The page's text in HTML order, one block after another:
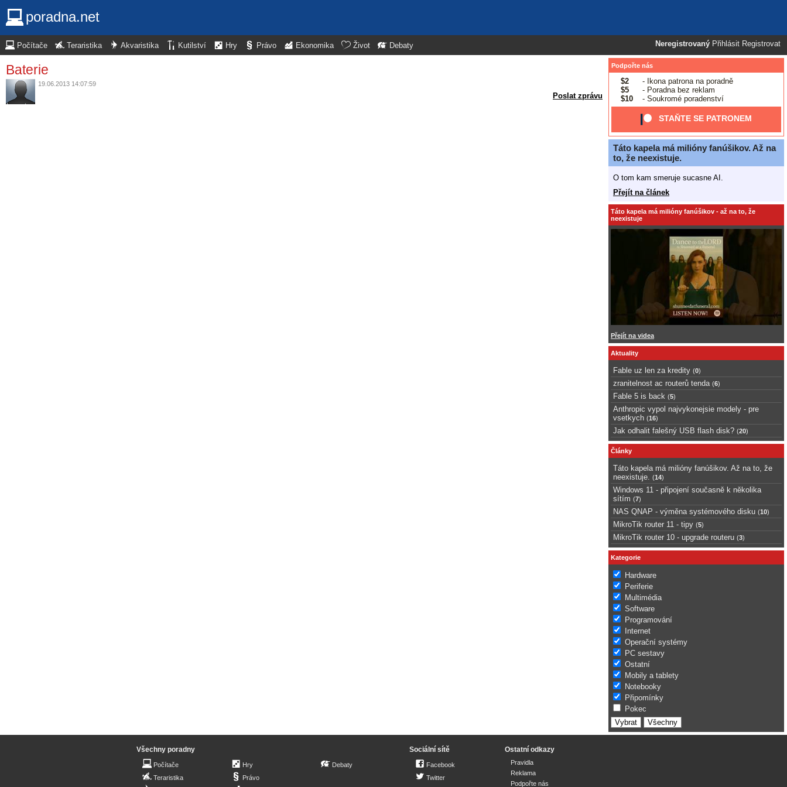
poradna.net
Neregistrovaný Přihlásit Registrovat
Počítače Teraristika Akvaristika Kutilství Hry Právo Ekonomika Život Debaty
Baterie
19.06.2013 14:07:59
Poslat zprávu
Podpořte nás
$2
- Ikona patrona na poradně
$5
- Poradna bez reklam
$10
- Soukromé poradenství
STAŇTE SE PATRONEM
Táto kapela má milióny fanúšikov. Až na
to, že neexistuje.
O tom kam smeruje sucasne AI.
Přejít na článek
Táto kapela má milióny fanúšikov - až na to, že
neexistuje
Přejít na videa
Aktuality
Fable uz len za kredity (0)
zranitelnost ac routerů tenda (6)
Fable 5 is back (5)
Anthropic vypol najvykonejsie modely - pre
vsetkych (16)
Jak odhalit falešný USB flash disk? (20)
Články
Táto kapela má milióny fanúšikov. Až na to, že
neexistuje.
(14)
Windows 11 - připojení současně k několika
sítím (7)
NAS QNAP - výměna systémového disku (10)
MikroTik router 11 - tipy (5)
MikroTik router 10 - upgrade routeru (3)
Kategorie
Hardware
Periferie
Multimédia
Software
Programování
Internet
Operační systémy
PC sestavy
Ostatní
Mobily a tablety
Notebooky
Připomínky
Pokec
Všechny poradny
Počítače
Teraristika
Hry
Právo
Debaty
Sociální sítě
Facebook
Twitter
Ostatní odkazy
Pravidla
Reklama
Podpořte nás